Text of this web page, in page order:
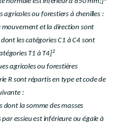
agricoles ou forestiers à chenilles :
mouvement et la direction sont
les catégories C1 à C4 sont
T1 à T4]2
agricoles ou forestières
R sont répartis en type et code de
:
dont la somme des masses
essieu est inférieure ou égale à